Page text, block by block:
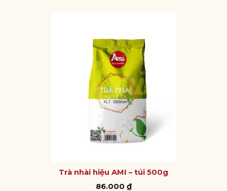
Trà nhài hiệu AMI – túi 500g
86.000 ₫